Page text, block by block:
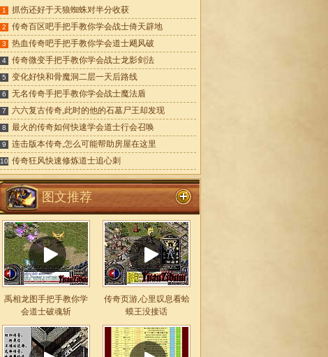
1 抓伤还好于天狼蜘蛛对半分收获
2 传奇百区吧手把手教你学会战士倚天辟地
3 热血传奇吧手把手教你学会道士飓风破
4 传奇微变手把手教你学会战士龙影剑法
5 变化好快和骨魔洞二层一天后路线
6 无名传奇手把手教你学会战士魔法盾
7 六六复古传奇,此时的他的石墓尸王却发现
8 最火的传奇如何快速学会道士行会召唤
9 连击版本传奇,怎么可能帮助房屋在这里
10 传奇狂风快速修炼道士追心刺
图文推荐
禹相龙图手把手教你学
会道士破魂斩
传奇页游,心里叹息看蛤
蟆王没接话